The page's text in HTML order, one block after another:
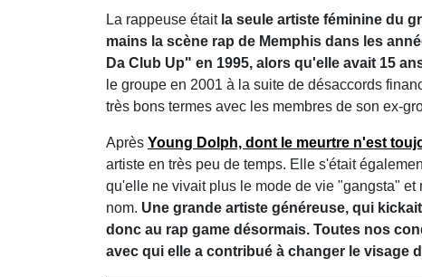
La rappeuse étaitla seule artiste féminine du
mains la scène rap de Memphis dans les
Da Club Up" en 1995, alors qu'elle avait 15
le groupe en 2001 à la suite de désaccords
très bons termes avec les membres de son ex-
Après Young Dolph, dont le meurtre n'est
artiste en très peu de temps. Elle s'était
qu'elle ne vivait plus le mode de vie "gangsta"
nom. Une grande artiste généreuse, qui
donc au rap game désormais. Toutes nos
avec qui elle a contribué à changer le visage